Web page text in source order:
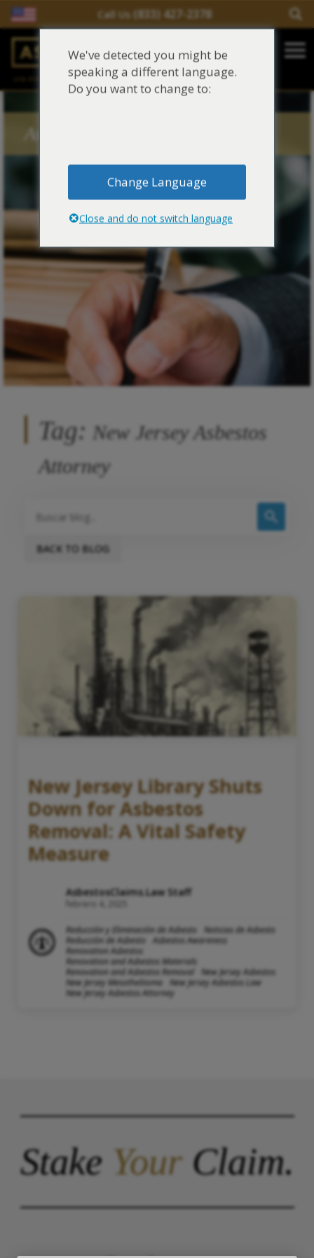
Call Us (833) 427-2378
Salir del contenido
Main Navigation
Justinian C. Lane, Esq. – PLLC
Reclamaciones de asbesto/mesotelioma
Fuentes de exposición al asbesto
Síntomas y tratamiento del asbesto
Centro de aprendizaje de asbesto
Blog de Asbestos
Asbestos Blog Tags
Tag: New Jersey Asbestos
Attorney
BACK TO BLOG
New Jersey Library Shuts
Down for Asbestos
Removal: A Vital Safety
Measure
AsbestosClaims.Law Staff
febrero 4, 2025
Reducción y Eliminación de Asbesto
Noticias de Asbesto
Reducción de Asbesto
Asbestos Awareness
Renovation Asbestos
Renovation and Asbestos Materials
Renovation and Asbestos Removal
New Jersey Asbestos
New Jersey Mesotheliioma
New Jersey Asbestos Law
New Jersey Asbestos Attorney
StakeYourClaim.
We've detected you might be
speaking a different language.
Do you want to change to:
Change Language
Close and do not switch language